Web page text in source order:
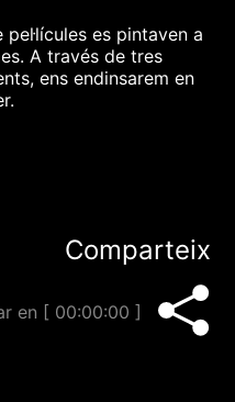
es pintaven a
A través de tres
ens endinsarem en
Comparteix
en [ 00:00:00 ]